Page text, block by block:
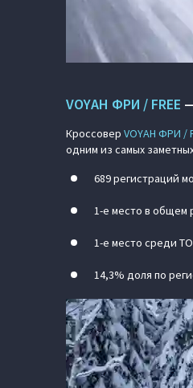
VOYAH ФРИ / FREE
Кроссовер VOYAH ФРИ /
одним из самых
689 регистраций
1-е место в общем
1-е место среди
14,3% доля по